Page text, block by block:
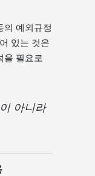
의 예외규정
있는 것은
을 필요로
아니라